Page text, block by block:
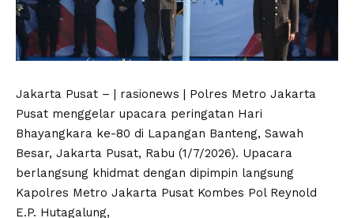
Jakarta Pusat – | rasionews | Polres Metro Jakarta
Pusat menggelar upacara peringatan Hari
Bhayangkara ke-80 di Lapangan Banteng, Sawah
Besar, Jakarta Pusat, Rabu (1/7/2026). Upacara
berlangsung khidmat dengan dipimpin langsung
Kapolres Metro Jakarta Pusat Kombes Pol Reynold
E.P. Hutagalung,